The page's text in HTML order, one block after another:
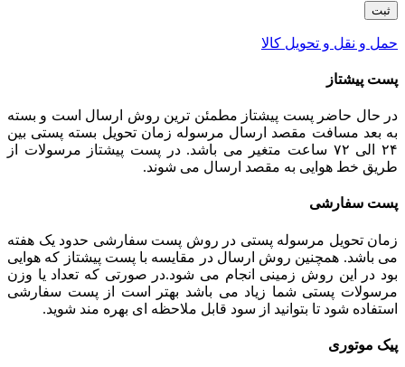
حمل و نقل و تحویل کالا
پست پیشتاز
در حال حاضر پست پیشتاز مطمئن ترین روش ارسال است و بسته
به بعد مسافت مقصد ارسال مرسوله زمان تحویل بسته پستی بین
۲۴ الی ۷۲ ساعت متغیر می باشد. در پست پیشتاز مرسولات از
طریق خط هوایی به مقصد ارسال می شوند.
پست سفارشی
زمان تحویل مرسوله پستی در روش پست سفارشی حدود یک هفته
می باشد. همچنین روش ارسال در مقایسه با پست پیشتاز که هوایی
بود در این روش زمینی انجام می شود.در صورتی که تعداد یا وزن
مرسولات پستی شما زیاد می باشد بهتر است از پست سفارشی
استفاده شود تا بتوانید از سود قابل ملاحظه ای بهره مند شوید.
پیک موتوری